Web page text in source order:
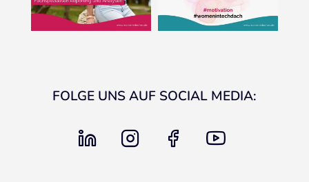
FOLGE UNS AUF SOCIAL MEDIA:
linkedin instagram